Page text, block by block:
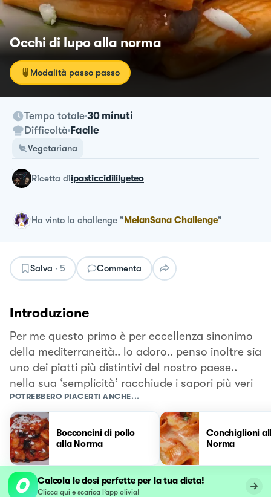
Occhi di lupo alla norma
Modalità passo passo
Tempo totale 30 minuti
Difficoltà Facile
Vegetariana
ricetta diipasticcidililyeteo
Ha vinto la challenge "MelanSana Challenge"
Salva · 5 Commenta
Introduzione
Per me questo primo è per eccellenza sinonimo
della mediterraneità.. lo adoro.. penso inoltre sia
uno dei piatti più distintivi del nostro paese..
nella sua ‘semplicità’ racchiude i sapori più veri
POTREBBERO PIACERTI ANCHE...
Bocconcini di pollo
alla Norma
Conchiglioni
Norma
Calcola le dosi perfette per la tua dieta!
Clicca qui e scarica l’app olivia!